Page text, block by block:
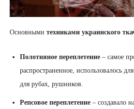
Основными техниками украинского
Полотняное переплетение – самое
распространенное, использовалось
для рубах, рушников.
Репсовое переплетение – создавало